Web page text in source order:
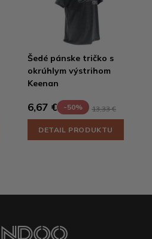
Šedé pánske tričko s
okrúhlym výstrihom
Keenan
6,67 € -50% 13,33 €
DETAIL PRODUKTU